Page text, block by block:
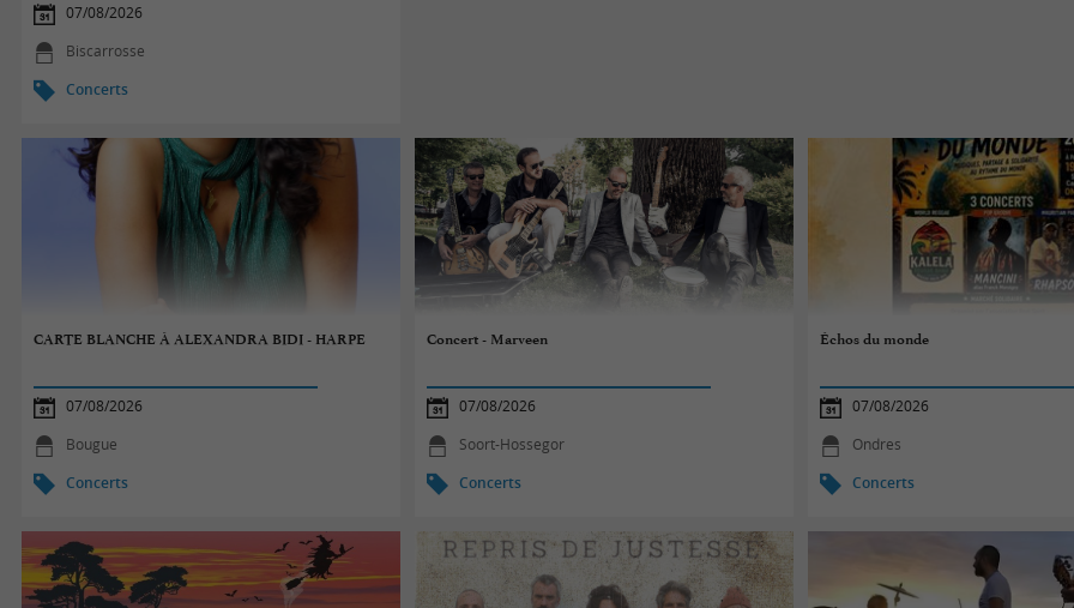
07/08/2026
Biscarrosse
Concerts
CARTE BLANCHE À ALEXANDRA BIDI - HARPE
07/08/2026
Bougue
Concerts
Concert - Marveen
07/08/2026
Soort-Hossegor
Concerts
Échos du monde
07/08/2026
Ondres
Concerts